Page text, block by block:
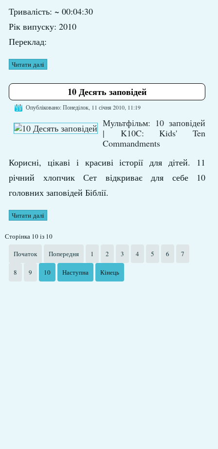
Тривалість: ~ 00:04:30
Рік випуску: 2010
Переклад:
Читати далі
10 Десять заповідей
Опубліковано: Понеділок, 11 січня 2010, 11:19
Мультфільм: 10 заповідей
| K10C: Kids' Ten
Commandments
Корисні, цікаві і красиві історії для дітей. 11
річний хлопчик Сет відкриває для себе 10
головних заповідей Біблії.
Читати далі
Сторінка 10 із 10
Початок
Попередня 1 2 3 4 5 6 7
8 9 10 Наступна Кінець